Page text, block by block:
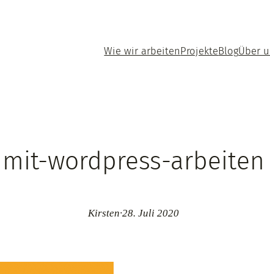
Wie wir arbeitenProjekteBlogÜber
mit-wordpress-arbeiten
Kirsten·28. Juli 2020